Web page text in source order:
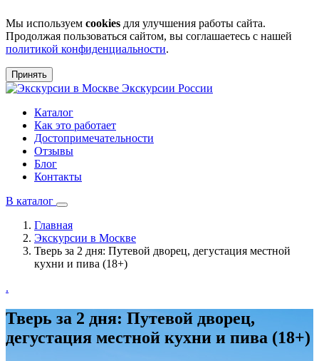
Мы используем cookies для улучшения работы сайта.
Продолжая пользоваться сайтом, вы соглашаетесь с нашей
политикой конфиденциальности.
Принять
Экскурсии России
Каталог
Как это работает
Достопримечательности
Отзывы
Блог
Контакты
В каталог
Главная
Экскурсии в Москве
Тверь за 2 дня: Путевой дворец, дегустация местной
кухни и пива (18+)
.
Тверь за 2 дня: Путевой дворец,
дегустация местной кухни и пива (18+)